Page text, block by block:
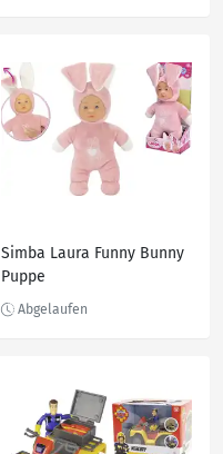
Simba Laura Funny Bunny
Puppe